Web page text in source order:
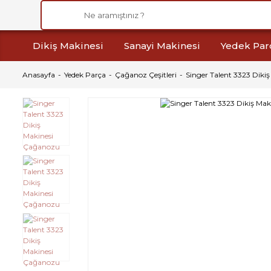
Dikiş Makinesi Sanayi Makinesi Yedek
Anasayfa Yedek Parça Çağanoz Çeşitleri Singer Talent 3323